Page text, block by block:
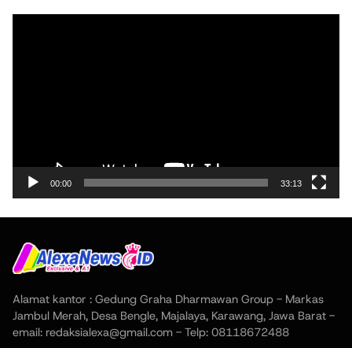
00:00 33:13
Alamat kantor : Gedung Graha Dharmawan Group - Markas
Jambul Merah, Desa Bengle, Majalaya, Karawang, Jawa Barat -
email: redaksialexa@gmail.com - Telp: 08118672488